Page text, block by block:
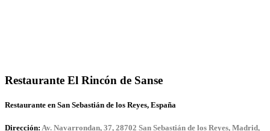
Restaurante El Rincón de Sanse
Restaurante en San Sebastián de los Reyes, España
Dirección: Av. Navarrondan, 37, 28702 San Sebastián de los Reyes, Madrid,